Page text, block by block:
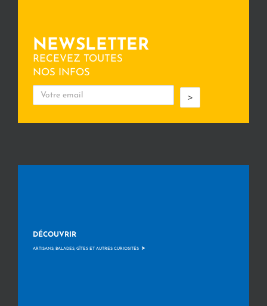
NEWSLETTER
RECEVEZ TOUTES
NOS INFOS
>
DÉCOUVRIR
ARTISANS, BALADES, GÎTES ET AUTRES CURIOSITÉS >